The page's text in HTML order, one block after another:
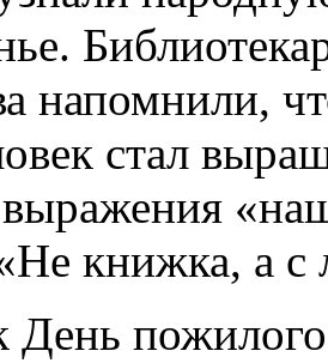
напомнили,
стал
книжка, а с
День